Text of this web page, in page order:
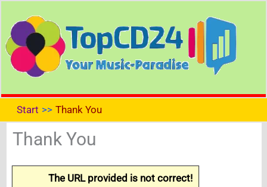
Inhalt
springen
Start Thank You
Thank You
The URL provided is not correct!